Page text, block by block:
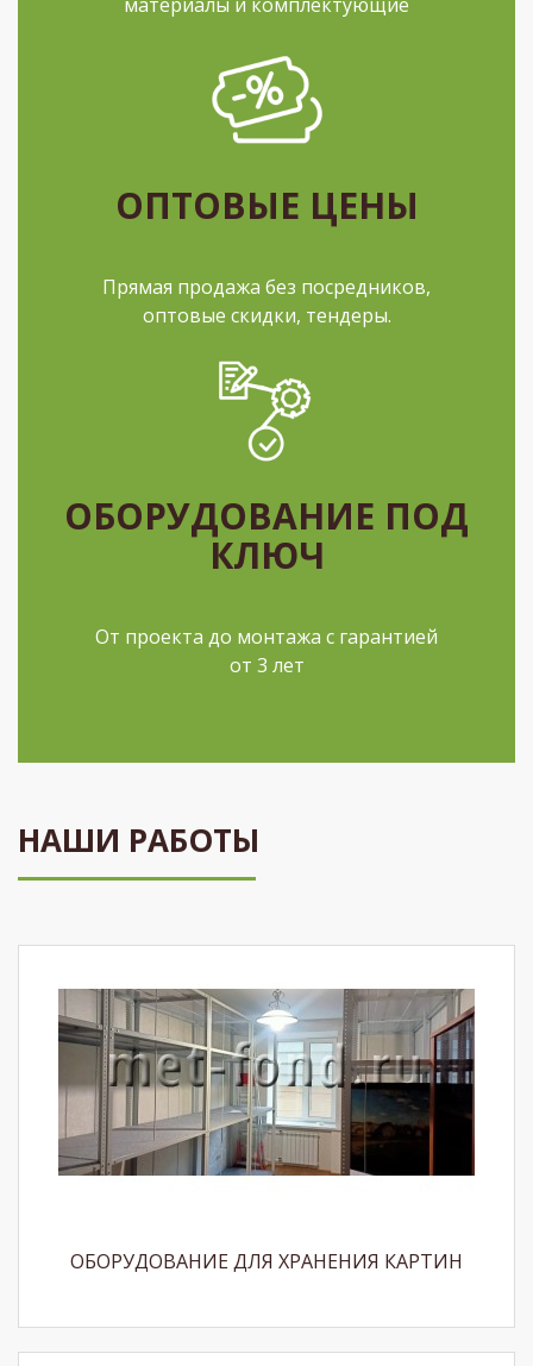
ОПТОВЫЕ ЦЕНЫ
Прямая продажа без посредников,
оптовые скидки, тендеры.
ОБОРУДОВАНИЕ ПОД
КЛЮЧ
От проекта до монтажа с гарантией
от 3 лет
НАШИ РАБОТЫ
ОБОРУДОВАНИЕ ДЛЯ ХРАНЕНИЯ КАРТИН